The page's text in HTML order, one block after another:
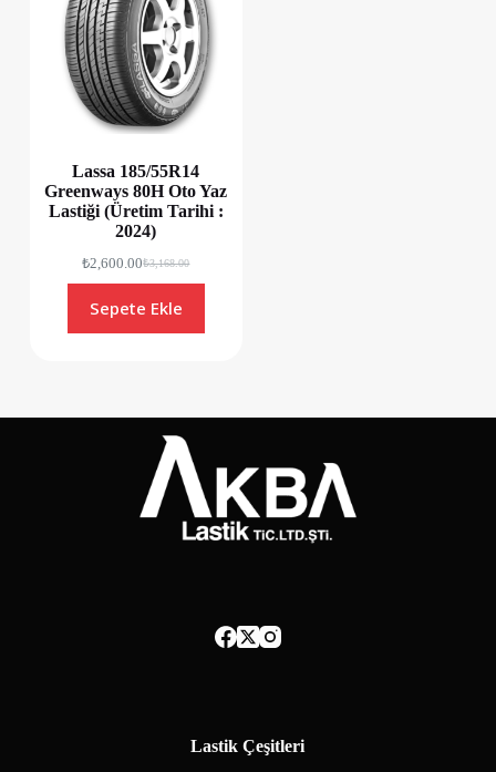
Lassa 185/55R14
Greenways 80H Oto Yaz
Lastiği (Üretim Tarihi :
2024)
₺3,168.00
₺2,600.00
Sepete Ekle
Lastik Çeşitleri